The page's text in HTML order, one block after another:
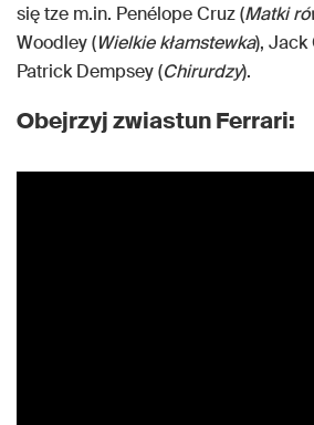
się tze m.in. Penélope Cruz (Matki
Woodley (Wielkie kłamstewka), Jack
Patrick Dempsey (Chirurdzy).
Obejrzyj zwiastun Ferrari: